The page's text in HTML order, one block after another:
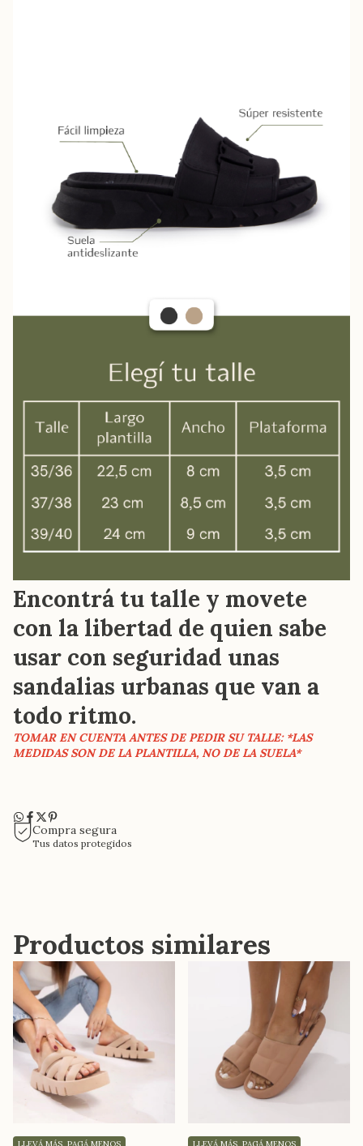
Encontrá tu talle y movete
con la libertad de quien sabe
usar con seguridad unas
sandalias urbanas que van a
todo ritmo.
TOMAR EN CUENTA ANTES DE PEDIR SU TALLE: *LAS
MEDIDAS SON DE LA PLANTILLA, NO DE LA SUELA*
Compra segura
Tus datos protegidos
Productos similares
LLEVÁ MÁS, PAGÁ MENOS LLEVÁ MÁS, PAGÁ MENOS